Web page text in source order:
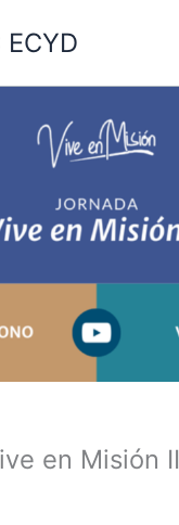
en Misión II